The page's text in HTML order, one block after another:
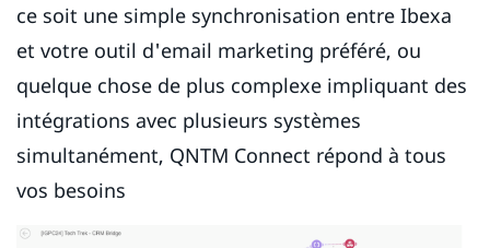
ce soit une simple synchronisation entre Ibexa
et votre outil d'email marketing préféré, ou
quelque chose de plus complexe impliquant des
intégrations avec plusieurs systèmes
simultanément, QNTM Connect répond à tous
vos besoins